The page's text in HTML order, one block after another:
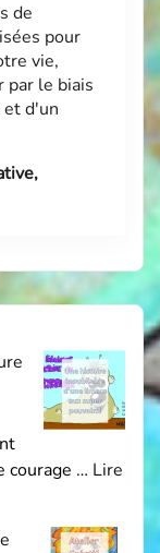
de
pour
vie,
par le biais
d'un
courage … Lire